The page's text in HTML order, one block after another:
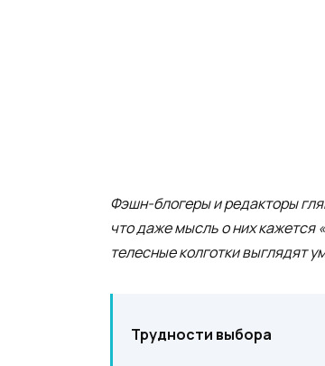
Фэшн-блогеры и редакторы
что даже мысль о них
телесные колготки выглядят
Трудности выбора